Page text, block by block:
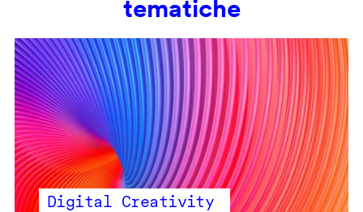
tematiche
Digital Creativity